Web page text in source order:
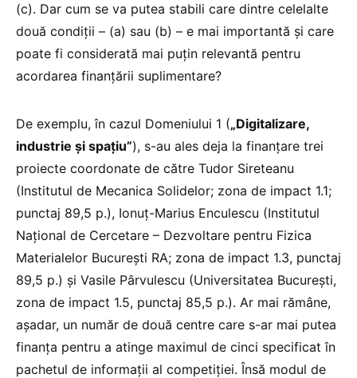
(c). Dar cum se va putea stabili care dintre celelalte
două condiții – (a) sau (b) – e mai importantă și care
poate fi considerată mai puțin relevantă pentru
acordarea finanțării suplimentare?
De exemplu, în cazul Domeniului 1 („Digitalizare,
industrie și spațiu”), s-au ales deja la finanțare trei
proiecte coordonate de către Tudor Sireteanu
(Institutul de Mecanica Solidelor; zona de impact 1.1;
punctaj 89,5 p.), Ionuț-Marius Enculescu (Institutul
Național de Cercetare – Dezvoltare pentru Fizica
Materialelor București RA; zona de impact 1.3, punctaj
89,5 p.) și Vasile Pârvulescu (Universitatea București,
zona de impact 1.5, punctaj 85,5 p.). Ar mai rămâne,
așadar, un număr de două centre care s-ar mai putea
finanța pentru a atinge maximul de cinci specificat în
pachetul de informații al competiției. Însă modul de